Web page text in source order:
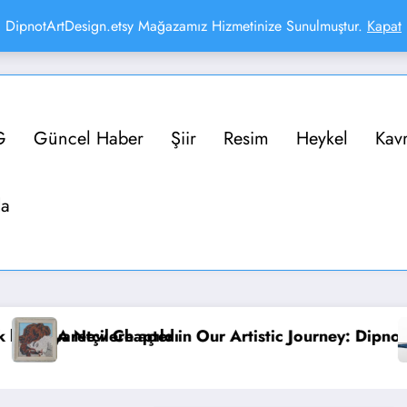
DipnotArtDesign.etsy Mağazamız Hizmetinize Sunulmuştur. Kapat
Güncel Haber Şiir Resim Heykel
is Now Open!
Soluyor Bedenim” Galeri Nev İstanbul’da
Çağdaş